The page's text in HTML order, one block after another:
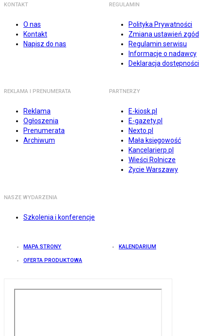
KONTAKT
O nas
Kontakt
Napisz do nas
REGULAMIN
Polityka Prywatności
Zmiana ustawień zgód
Regulamin serwisu
Informacje o nadawcy
Deklaracja dostępności
REKLAMA I PRENUMERATA
Reklama
Ogłoszenia
Prenumerata
Archiwum
PARTNERZY
E-kiosk.pl
E-gazety.pl
Nexto.pl
Mała księgowość
Kancelarierp.pl
Wieści Rolnicze
Życie Warszawy
NASZE WYDARZENIA
Szkolenia i konferencje
MAPA STRONY KALENDARIUM
OFERTA PRODUKTOWA